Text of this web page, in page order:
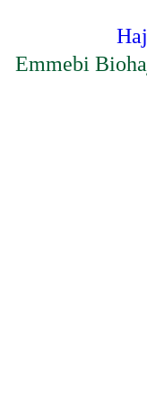
Emmebi